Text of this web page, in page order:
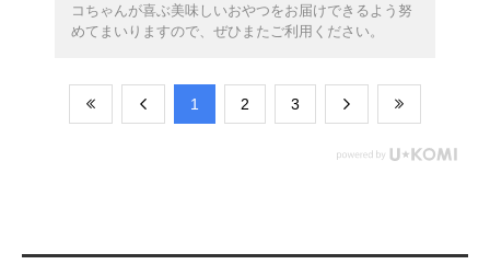
コちゃんが喜ぶ美味しいおやつをお届けできるよう努
めてまいりますので、ぜひまたご利用ください。
​1 ​2 ​3